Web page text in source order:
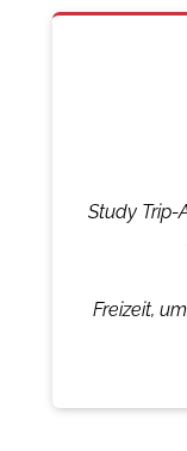
Study Trip-
Freizeit,